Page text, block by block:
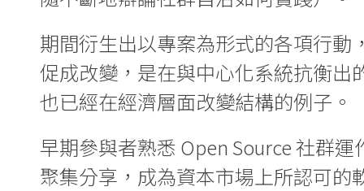
期間衍生出以專案為形式的各項行
促成改變，是在與中心化系統抗衡
也已經在經濟層面改變結構的例子。
早期參與者熟悉 Open Source 社群
聚集分享，成為資本市場上所認可的